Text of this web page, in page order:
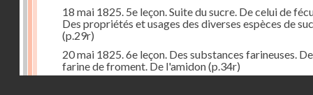
18 mai 1825. 5e leçon. Suite du sucre. De celui de
Des propriétés et usages des diverses espèces de
(p.29r)
20 mai 1825. 6e leçon. Des substances farineuses.
farine de froment. De l'amidon(p.34r)